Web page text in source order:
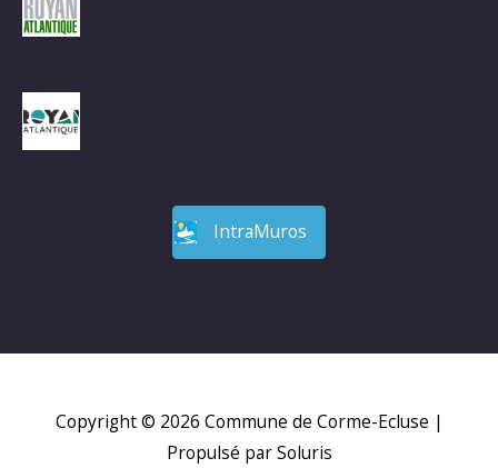
IntraMuros
Copyright © 2026 Commune de Corme-Ecluse |
Propulsé par Soluris